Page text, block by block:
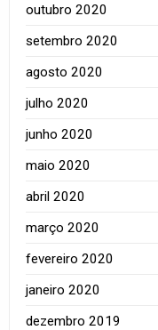
outubro 2020
setembro 2020
agosto 2020
julho 2020
junho 2020
maio 2020
abril 2020
março 2020
fevereiro 2020
janeiro 2020
dezembro 2019